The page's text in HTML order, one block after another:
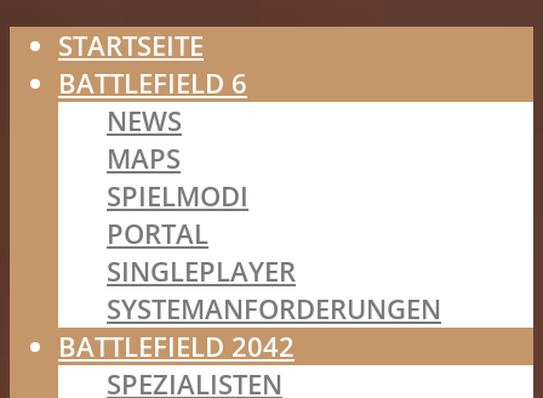
STARTSEITE
BATTLEFIELD 6
NEWS
MAPS
SPIELMODI
PORTAL
SINGLEPLAYER
SYSTEMANFORDERUNGEN
BATTLEFIELD 2042
SPEZIALISTEN